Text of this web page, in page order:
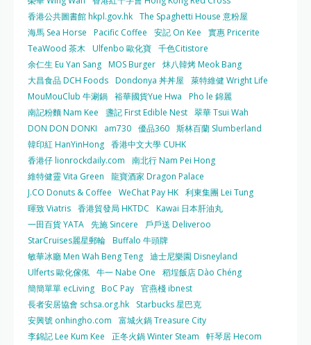
香港公共圖書館 hkpl.gov.hk The Spaghetti House 意粉屋
海馬 Sea Horse
Pacific Coffee 安記 On Kee
實惠 Pricerite
TeaWood 茶木 Ulfenbo 歐化寶 千色Citistore
余仁生 Eu Yan Sang MOS Burger 炑八韓烤 Meok Bang
大昌食品 DCH Foods Dondonya 丼丼屋
萊特維健 Wright Life
MouMouClub 牛涮鍋 裕華國貨Yue Hwa
Pho le 錦麗
南記粉麵 Nam Kee
盞記 First Edible Nest 翠華 Tsui Wah
DON DON DONKI
am730 優品360 斯林百蘭 Slumberland
韓印紅 HanYinHong 香港中文大學 CUHK
香港仔 lionrockdaily.com
南北行 Nam Pei Hong
維特健靈 Vita Green
龍寶酒家 Dragon Palace
J.CO Donuts & Coffee
WeChat Pay HK 利東集團 Lei Tung
暉致 Viatris 香港貿發局 HKTDC
Kawai 日本肝油丸
一田百貨 YATA 先施 Sincere
戶戶送 Deliveroo
StarCruises麗星郵輪 Buffalo 牛頭牌
敏華冰廳 Men Wah Beng Teng 迪士尼樂園 Disneyland
Ulferts 歐化傢俬 牛一 Nabe One
稻埕飯店 Dào Chéng
簡簡單單 ecLiving BoC Pay 官燕棧 ibnest
長者安居協會 schsa.org.hk
Starbucks 星巴克
安興號 onhingho.com
富城火鍋 Treasure City
李錦記 Lee Kum Kee
正冬火鍋 Winter Steam 軒琴居 Hecom